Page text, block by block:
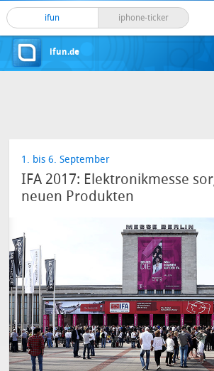
ifun iphone-ticker
ifun.de
1. bis 6. September
IFA 2017: Elektronikmesse
neuen Produkten